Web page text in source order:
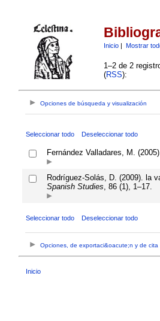
Inicio| Mostrar
1–2 de 2
(RSS):
Opciones de búsqueda y visualización
Seleccionar todo Deseleccionar todo
Fernández Valladares, M.
Rodríguez-Solás, D. (2009). la
Spanish Studies , 86 (1), 1–17.
Seleccionar todo Deseleccionar todo
Opciones, de exportaci&oacute;n y de cita
Inicio